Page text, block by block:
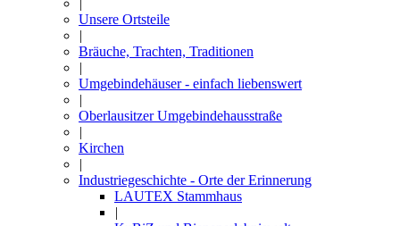
|
Unsere Ortsteile
|
Bräuche, Trachten, Traditionen
|
Umgebindehäuser - einfach liebenswert
|
Oberlausitzer Umgebindehausstraße
|
Kirchen
|
Industriegeschichte - Orte der Erinnerung
LAUTEX Stammhaus
|